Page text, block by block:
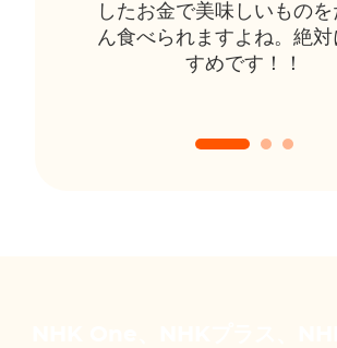
したお金で美味しいものを
ん食べられますよね。絶対
すめです！！